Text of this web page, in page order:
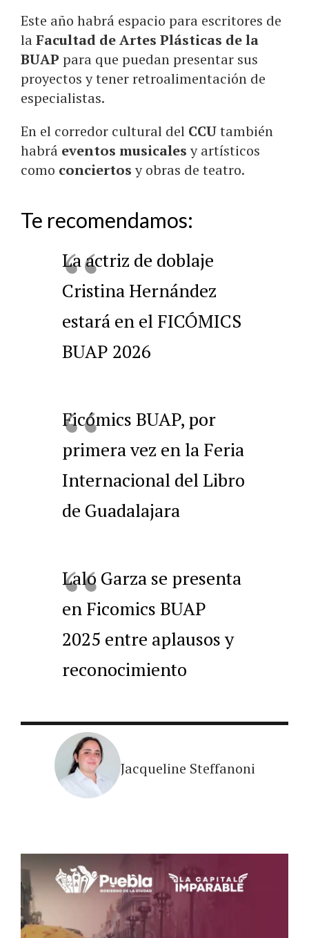
Este año habrá espacio para escritores de
laFacultad de Artes Plásticas de la
BUAP para que puedan presentar sus
proyectos y tener retroalimentación de
especialistas.
En el corredor cultural del CCUtambién
habrá eventos musicalesy artísticos
como conciertosy obras de teatro.
Te recomendamos:
La actriz de doblaje
Cristina Hernández
estará en el FICÓMICS
BUAP 2026
Ficómics BUAP, por
primera vez en la Feria
Internacional del Libro
de Guadalajara
Lalo Garza se presenta
en Ficomics BUAP
2025 entre aplausos y
reconocimiento
Jacqueline Steffanoni